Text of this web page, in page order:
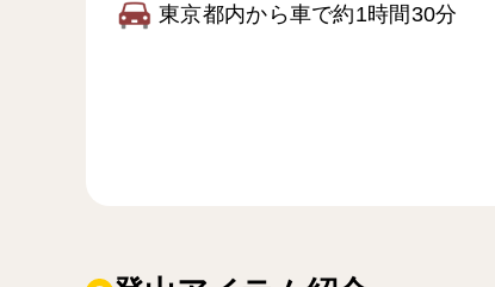
東京都内から車で約1時間30分